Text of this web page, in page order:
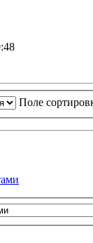
Поле